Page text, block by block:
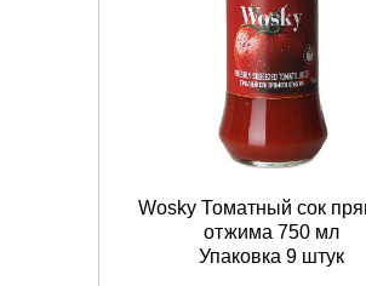
Wosky Томатный сок
отжима 750 мл
Упаковка 9 штук